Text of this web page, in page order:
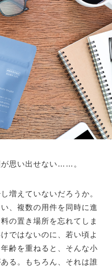
が思い出せない……。
増えていないだろうか。
、複数の用件を同時に進
の置き場所を忘れてしま
ではないのに、若い頃よ
齢を重ねると、そんな小
る。もちろん、それは誰